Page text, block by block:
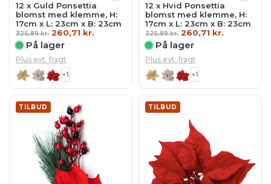
12 x Guld Ponsettia
blomst med klemme, H:
17cm x L: 23cm x B: 23cm
325,89kr. Den
pris
var:
325,89 kr..
260,71 kr.
På lager
Plus evt. fragt
+1
12 x Hvid Ponsettia
blomst med klemme, H:
17cm x L: 23cm x B: 23cm
325,89kr. Den
pris
var:
325,89 kr..
260,71 kr.
På lager
Plus evt. fragt
+1
TILBUD TILBUD